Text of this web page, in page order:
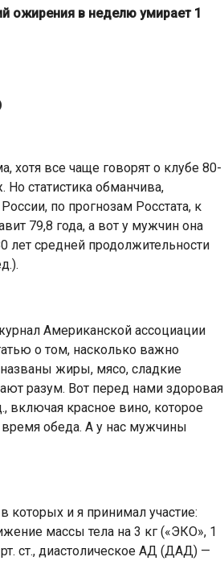
ожирения в неделю умирает 1
хотя все чаще говорят о клубе 80-
статистика обманчива,
по прогнозам Росстата, к
79,8 года, а вот у мужчин она
лет средней продолжительности
Американской ассоциации
о том, насколько важно
жиры, мясо, сладкие
разум. Вот перед нами здоровая
включая красное вино, которое
обеда. А у нас мужчины
и я принимал участие:
массы тела на 3 кг («ЭКО», 1
ст., диастолическое АД (ДАД) —